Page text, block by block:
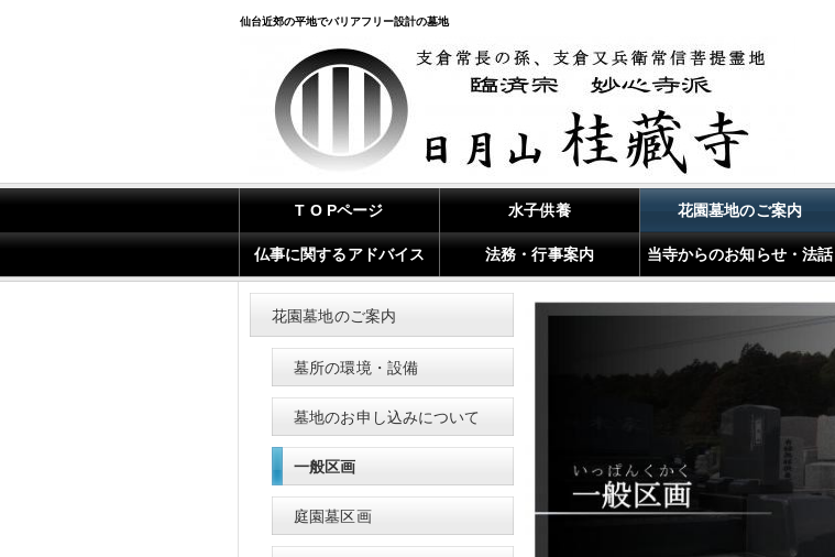
仙台近郊の平地でバリアフリー設計の墓地
T O Pページ 水子供養 花園墓地のご案内
仏事に関するアドバイス 法務・行事案内 当寺からのお知らせ・法話
花園墓地のご案内
墓所の環境・設備
墓地のお申し込みについて
一般区画
庭園墓区画